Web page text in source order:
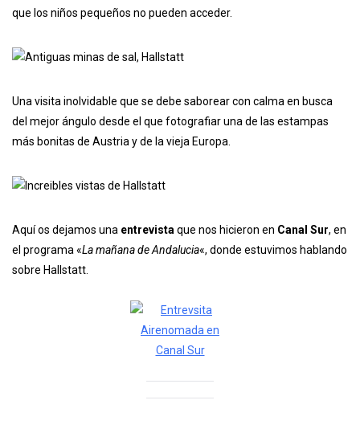
que los niños pequeños no pueden acceder.
Una visita inolvidable que se debe saborear con calma en busca
del mejor ángulo desde el que fotografiar una de las estampas
más bonitas de Austria y de la vieja Europa.
Aquí os dejamos una entrevista que nos hicieron en Canal Sur, en
el programa «La mañana de Andalucia«, donde estuvimos hablando
sobre Hallstatt.